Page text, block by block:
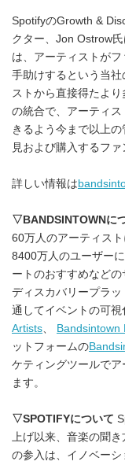
SpotifyのGrowth &
クター、Jon Ostrow
は、アーティストが
手助けするという当
ストから直接得たよ
の統合で、アーティ
きるよう今まで以上
見および購入するフ
詳しい情報は
▽ BANDSINTOWN に
60万人のアーティス
8400万人のユーザー
ートのおすすめなど
ディスカバリープラ
通してイベントの可視
Artists、 Bandsintown
ットフォームの
ケティングツールで
ます。
▽SPOTIFYについて
上げ以来、音楽の聞
の参入は、イノベー